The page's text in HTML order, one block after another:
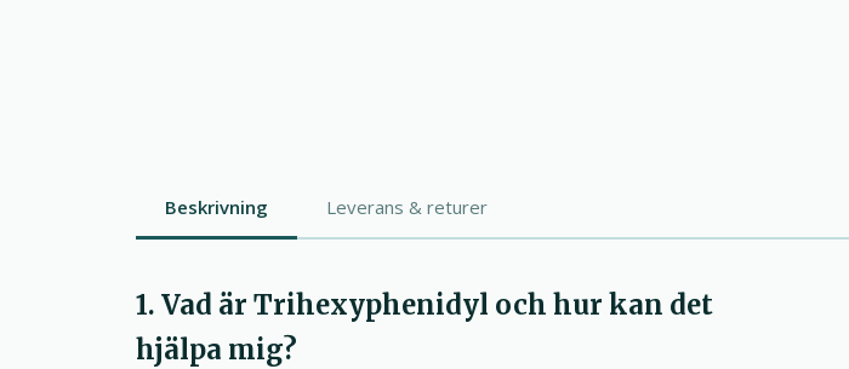
Beskrivning Leverans & returer
1. Vad är Trihexyphenidyl och hur kan det
hjälpa mig?